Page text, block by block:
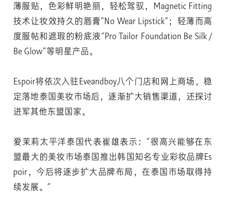
薄服贴，色彩鲜明艳丽，轻松驾驭，Magnetic Fitting
技术让妆效持久的唇膏“No Wear Lipstick”；轻薄而高
度服帖和遮瑕的粉底液“Pro Tailor Foundation Be Silk /
Be Glow”等明星产品。
Espoir将依次入驻Eveandboy八个门店和网上商场，稳
定落地泰国美妆市场后，逐渐扩大销售渠道，还探讨
进军其他东盟国家。
爱茉莉太平洋泰国代表崔雄表示：“很高兴能够在东
盟最大的美妆市场泰国推出韩国知名专业彩妆品牌Es
poir，今后将逐步扩大品牌布局，在泰国市场取得持
续发展。”